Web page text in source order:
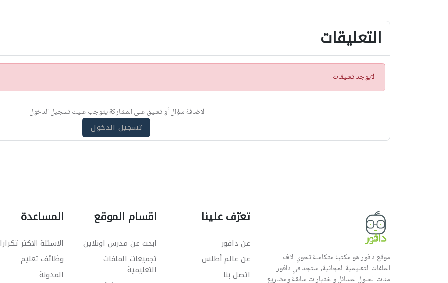
التعليقات
ت
ن
لايوجد تعليقات
لاضافة سؤال أو تعليق على المشاركة يتوجب عليك تسجيل الدخول
تسجيل الدخول
موقع دافور هو مكتبة متكاملة تحوي الاف
الملفات التعليمية المجانية, ستجد في دافور
مئات الحلول لمسائل واختبارات سابقة ومشاريع
تعرّف علينا
عن دافور
عن عالم أطلس
اتصل بنا
اقسام الموقع
ابحث عن مدرس اونلاين
تجميعات الملفات
التعليمية
المساعدة
الاسئلة الاكثر تكرارا
وظائف تعليم
المدونة